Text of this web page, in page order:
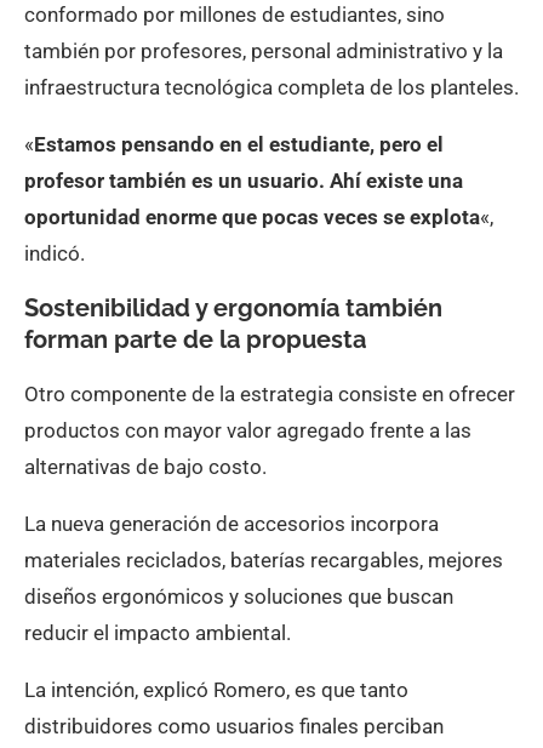
conformado por millones de estudiantes, sino
también por profesores, personal administrativo y la
infraestructura tecnológica completa de los planteles.
«Estamos pensando en el estudiante, pero el
profesor también es un usuario. Ahí existe una
oportunidad enorme que pocas veces se explota«,
indicó.
Sostenibilidad y ergonomía también
forman parte de la propuesta
Otro componente de la estrategia consiste en ofrecer
productos con mayor valor agregado frente a las
alternativas de bajo costo.
La nueva generación de accesorios incorpora
materiales reciclados, baterías recargables, mejores
diseños ergonómicos y soluciones que buscan
reducir el impacto ambiental.
La intención, explicó Romero, es que tanto
distribuidores como usuarios finales perciban